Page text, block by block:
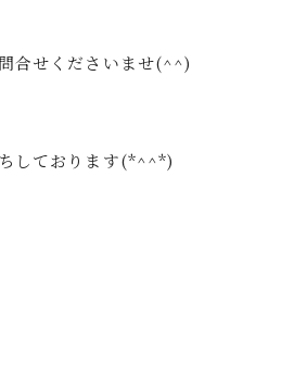
合せくださいませ(^^)
しております(*^^*)